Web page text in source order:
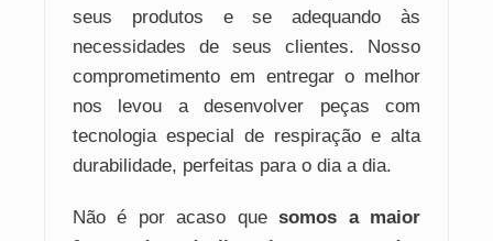
seus produtos e se adequando às
necessidades de seus clientes. Nosso
comprometimento em entregar o melhor
nos levou a desenvolver peças com
tecnologia especial de respiração e alta
durabilidade, perfeitas para o dia a dia.
Não é por acaso quesomos a maior